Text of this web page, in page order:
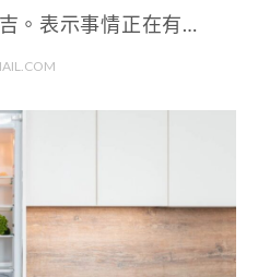
。表示事情正在有…